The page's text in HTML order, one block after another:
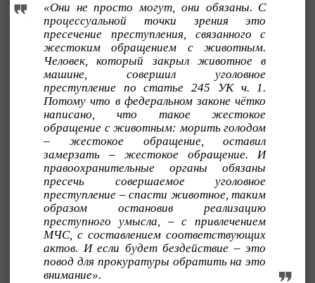
«Они не просто могут, они обязаны. С
процессуальной точки зрения это
пресечение преступления, связанного с
жестоким обращением с животным.
Человек, который закрыл животное в
машине, совершил уголовное
преступление по статье 245 УК ч. 1.
Потому что в федеральном законе чётко
написано, что такое жестокое
обращение с животным: морить голодом
– жестокое обращение, оставил
замерзать – жестокое обращение. И
правоохранительные органы обязаны
пресечь совершаемое уголовное
преступление – спасти животное, таким
образом остановив реализацию
преступного умысла, – с привлечением
МЧС, с составлением соответствующих
актов. И если будет бездействие – это
повод для прокуратуры обратить на это
внимание».